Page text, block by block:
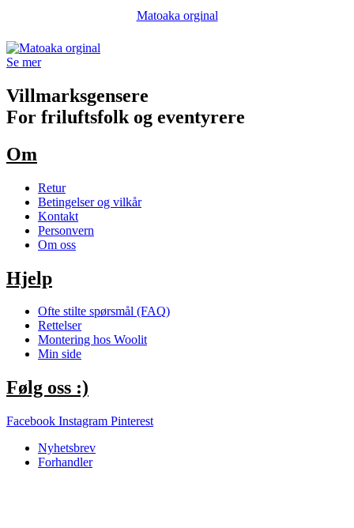
Matoaka orginal
Se mer
Villmarksgensere
For friluftsfolk og eventyrere
Om
Retur
Betingelser og vilkår
Kontakt
Personvern
Om oss
Hjelp
Ofte stilte spørsmål (FAQ)
Rettelser
Montering hos Woolit
Min side
Følg oss :)
Facebook Instagram Pinterest
Nyhetsbrev
Forhandler